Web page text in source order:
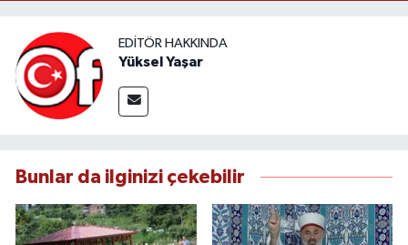
EDITÖR HAKKINDA
Yüksel Yaşar
Bunlar da ilginizi çekebilir